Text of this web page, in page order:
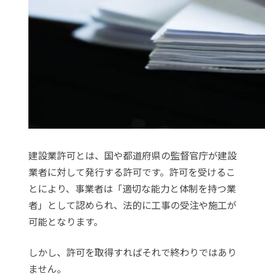
建設業許可とは、国や都道府県の監督官庁が建設
業者に対して発行する許可です。許可を受けるこ
とにより、事業者は「適切な能力と体制を持つ業
者」として認められ、法的に工事の受注や施工が
可能となります。
しかし、許可を取得すればそれで終わりではあり
ません。